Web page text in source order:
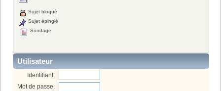
Sujet bloqué
Sujet épinglé
Sondage
Utilisateur
Identifiant:
Mot de passe: